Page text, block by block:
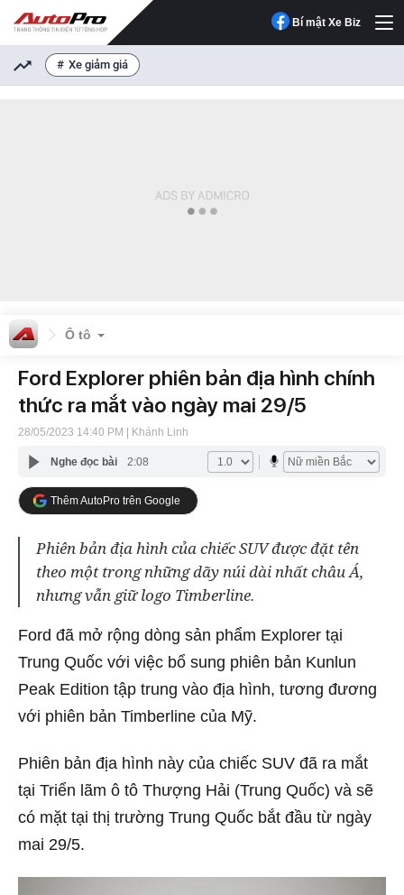
Bí mật Xe Biz
Xe giảm giá
Ô tô
Ford Explorer phiên bản địa hình chính
thức ra mắt vào ngày mai 29/5
28/05/2023 14:40 PM | Khánh Linh
Nghe đọc bài 2:08
Thêm AutoPro trên Google
Phiên bản địa hình của chiếc SUV được đặt tên
theo một trong những dãy núi dài nhất châu Á,
nhưng vẫn giữ logo Timberline.
Ford đã mở rộng dòng sản phẩm Explorer tại
Trung Quốc với việc bổ sung phiên bản Kunlun
Peak Edition tập trung vào địa hình, tương đương
với phiên bản Timberline của Mỹ.
Phiên bản địa hình này của chiếc SUV đã ra mắt
tại Triển lãm ô tô Thượng Hải (Trung Quốc) và sẽ
có mặt tại thị trường Trung Quốc bắt đầu từ ngày
mai 29/5.